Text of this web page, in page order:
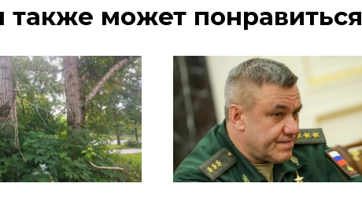
также может понравиться